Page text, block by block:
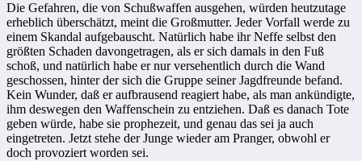
Die Gefahren, die von Schußwaffen ausgehen, würden heutzutage
erheblich überschätzt, meint die Großmutter. Jeder Vorfall werde zu
einem Skandal aufgebauscht. Natürlich habe ihr Neffe selbst den
größten Schaden davongetragen, als er sich damals in den Fuß
schoß, und natürlich habe er nur versehentlich durch die Wand
geschossen, hinter der sich die Gruppe seiner Jagdfreunde befand.
Kein Wunder, daß er aufbrausend reagiert habe, als man ankündigte,
ihm deswegen den Waffenschein zu entziehen. Daß es danach Tote
geben würde, habe sie prophezeit, und genau das sei ja auch
eingetreten. Jetzt stehe der Junge wieder am Pranger, obwohl er
doch provoziert worden sei.